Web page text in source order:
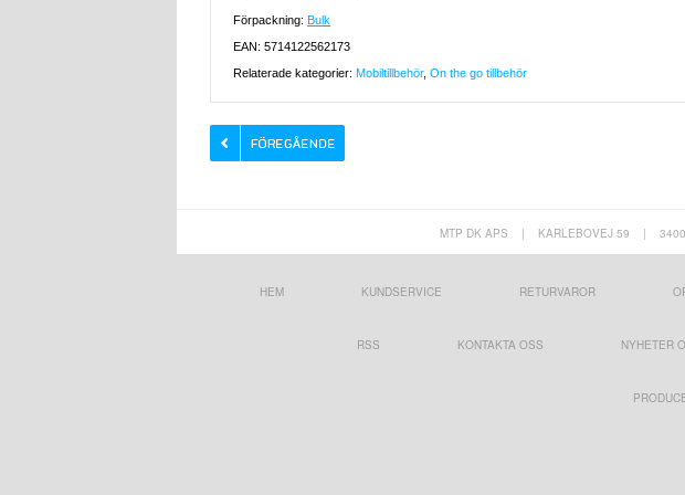
Förpackning: Bulk
EAN: 5714122562173
Relaterade kategorier: Mobiltillbehör, On the go tillbehör
MTP DK APS | KARLEBOVEJ 59 |
HEM KUNDSERVICE RETURVAROR
RSS KONTAKTA OSS NYHETER